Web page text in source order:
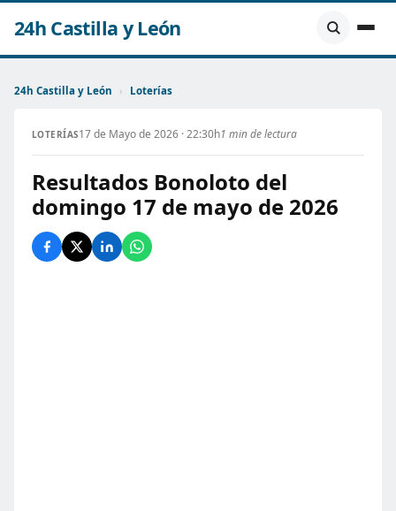
24h Castilla y León
24h Castilla y León › Loterías
LOTERÍAS17 de Mayo de 2026 · 22:30h1 min de lectura
Resultados Bonoloto del
domingo 17 de mayo de 2026